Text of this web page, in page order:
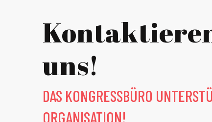
uns!
DAS KONGRESSBÜRO
ORGANISATION!